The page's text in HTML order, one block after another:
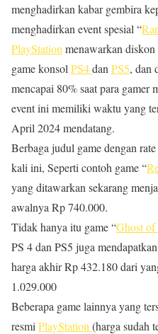
menghadirkan kabar gembira
menghadirkan event spesial “
PlayStation menawarkan diskon
game konsol PS4dan PS5, dan
mencapai 80% saat para
event ini memiliki waktu yang
April 2024 mendatang.
Berbaga judul game dengan rate
kali ini, Seperti contoh game “
yang ditawarkan sekarang
awalnya Rp 740.000.
Tidak hanya itu game “Ghost of
PS 4 dan PS5 juga
harga akhir Rp 432.180 dari
1.029.000
Beberapa game lainnya yang
resmi PlayStation (harga sudah